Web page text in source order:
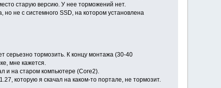
старую версию. У нее торможений нет.
не с системного SSD, на котором установлена
серьезно тормозить. К концу монтажа (30-40
мне кажется.
и на старом компьютере (Core2).
которую я скачал на каком-то портале, не тормозит.